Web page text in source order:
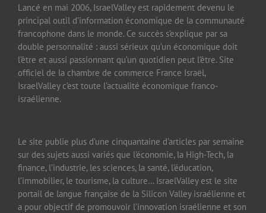
Lancé en mai 2006, IsraelValley est rapidement devenu le
principal outil d’information économique de la communauté
francophone dans le monde. Ce succès s’explique par sa
double personnalité : aussi sérieux qu’un économique doit
l’être et aussi passionnant qu’un quotidien peut l’être. Site
officiel de la chambre de commerce France Israël,
IsraelValley c’est toute l’actualité économique franco-
israélienne.
Le site publie plus d’une cinquantaine d’articles par semaine
sur des sujets aussi variés que l’économie, la High-Tech, la
finance, l’industrie, les sciences, la santé, l’éducation,
l’immobilier, le tourisme, la culture… IsraelValley est le site
portail de langue française de la Silicon Valley israélienne et
a pour objectif de promouvoir l’innovation israélienne et son